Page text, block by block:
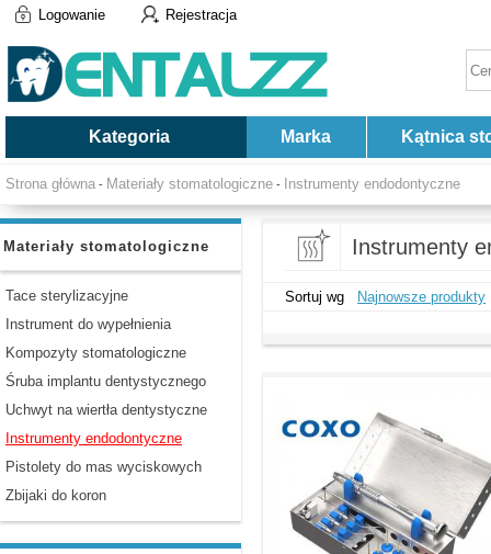
Logowanie Rejestracja
Kategoria Marka Kątnica
Strona główna - Materiały stomatologiczne - Instrumenty endodontyczne
Materiały stomatologiczne
Tace sterylizacyjne
Instrument do wypełnienia
Kompozyty stomatologiczne
Śruba implantu dentystycznego
Uchwyt na wiertła dentystyczne
Instrumenty endodontyczne
Pistolety do mas wyciskowych
Zbijaki do koron
Instrumenty
Sortuj wg Najnowsze produkty